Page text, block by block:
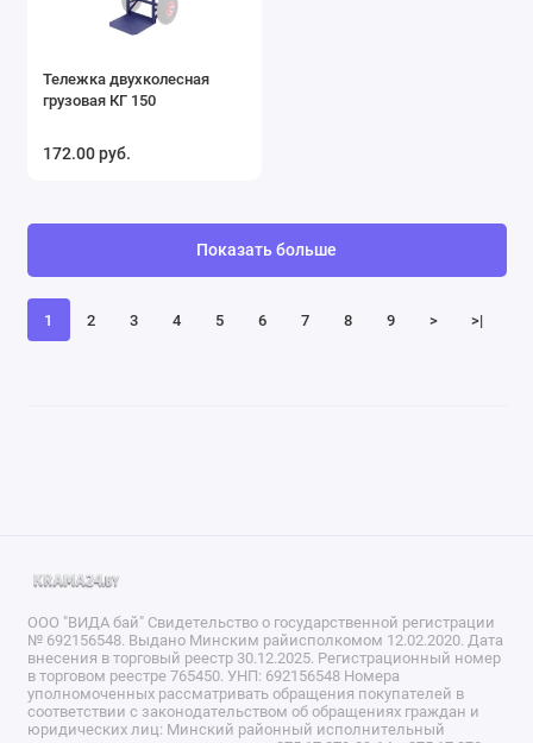
Тележка двухколесная
грузовая КГ 150
172.00 руб.
1 2 3 4 5 6 7 8 9 > >|
Показать больше
ООО "ВИДА бай" Свидетельство о государственной регистрации
№ 692156548. Выдано Минским райисполкомом 12.02.2020. Дата
внесения в торговый реестр 30.12.2025. Регистрационный номер
в торговом реестре 765450. УНП: 692156548 Номера
уполномоченных рассматривать обращения покупателей в
соответствии с законодательством об обращениях граждан и
юридических лиц: Минский районный исполнительный